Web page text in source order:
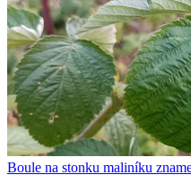
Boule na stonku maliníku